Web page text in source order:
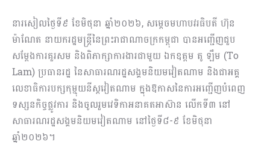
នារសៀលថ្ងៃទី៩ ខែមិថុនា ឆ្នាំ២០២៦, សម្តេចមហាបវរធិបតី ហ៊ុន
ម៉ាណែត នាយករដ្ឋមន្ត្រីនៃព្រះរាជាណាចក្រកម្ពុជា បានអញ្ជើញជួប
សម្តែងការគួរសម និងពិភាក្សាការងារជាមួយ ឯកឧត្តម​ តូ ឡឹម (To
Lam) ប្រធានរដ្ឋ នៃសាធារណរដ្ឋសង្គមនិយមវៀតណាម និងជាអគ្គ
លេខាធិការបក្សកុម្មុយនីស្តវៀតណាម ក្នុងឱកាសនៃការអញ្ជើញបំពេញ
ទស្សនកិច្ចផ្លូវការ និងចូលរួមវេទិកាអនាគតអាស៊ាន លើកទី៣ នៅ
សាធារណរដ្ឋសង្គមនិយមវៀតណាម នៅថ្ងៃទី៨-៩ ខែមិថុនា
ឆ្នាំ២០២៦។